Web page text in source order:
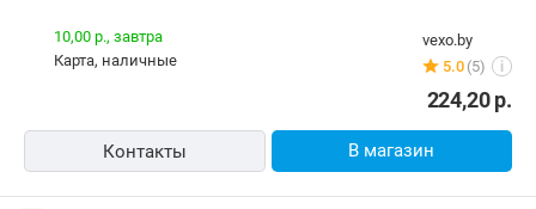
vexo.by
5.0 (5) i
10,00 р., завтра
карта, наличные
224,20р.
Контакты В магазин